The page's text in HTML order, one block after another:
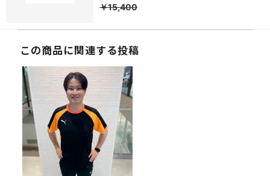
￥15,400
この商品に関連する投稿